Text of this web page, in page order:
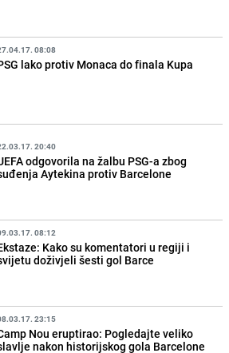
08:08
lako protiv Monaca do finala Kupa
20:40
odgovorila na žalbu PSG-a zbog
Aytekina protiv Barcelone
08:12
Kako su komentatori u regiji i
doživjeli šesti gol Barce
23:15
Nou eruptirao: Pogledajte veliko
nakon historijskog gola Barcelone